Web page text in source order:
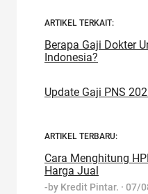
ARTIKEL TERKAIT:
Berapa Gaji Dokter
Indonesia?
Update Gaji PNS
ARTIKEL TERBARU:
Cara Menghitung
Harga Jual
-by Kredit Pintar. · 07/